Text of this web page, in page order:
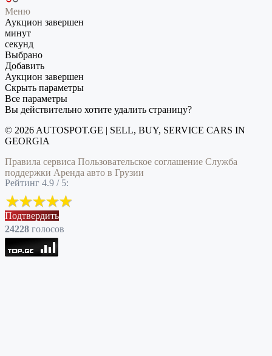
Меню
Аукцион завершен
минут
секунд
Выбрано
Добавить
Аукцион завершен
Скрыть параметры
Все параметры
Вы действительно хотите удалить страницу?
© 2026 AUTOSPOT.GE | SELL, BUY, SERVICE CARS IN
GEORGIA
Правила сервиса Пользовательское соглашение Служба
поддержки Аренда авто в Грузии
Рейтинг 4.9 / 5:
Подтвердить
24228 голоcов